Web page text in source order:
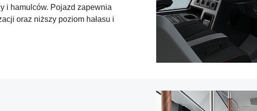
i hamulców. Pojazd zapewnia
oraz niższy poziom hałasu i